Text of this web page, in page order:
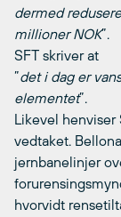
dermed
millioner NOK”.
SFT skriver at
”det i dag er
elementet”.
Likevel henviser
vedtaket.
jernbanelinjer
hvorvidt